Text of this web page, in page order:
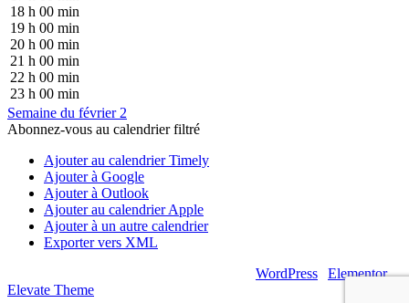
18 h 00 min
19 h 00 min
20 h 00 min
21 h 00 min
22 h 00 min
23 h 00 min
Semaine du février 2
Abonnez-vous au calendrier filtré
Ajouter au calendrier Timely
Ajouter à Google
Ajouter à Outlook
Ajouter au calendrier Apple
Ajouter à un autre calendrier
Exporter vers XML
WordPress Elementor|
Elevate Theme